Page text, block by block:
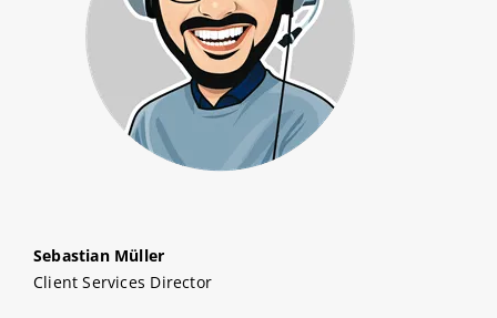
Sebastian Müller
Client Services Director